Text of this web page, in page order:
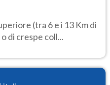
(tra 6 e i 13 Km di
di crespe coll...